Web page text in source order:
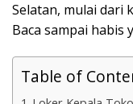
Selatan, mulai dari
Baca sampai habis
Table of